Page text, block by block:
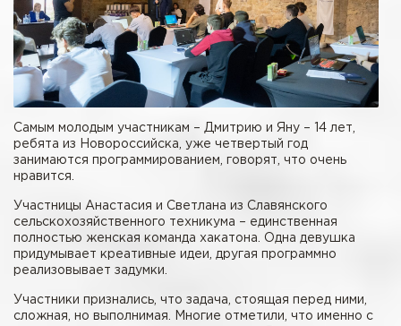
Самым молодым участникам – Дмитрию и Яну – 14 лет,
ребята из Новороссийска, уже четвертый год
занимаются программированием, говорят, что очень
нравится.
Участницы Анастасия и Светлана из Славянского
сельскохозяйственного техникума – единственная
полностью женская команда хакатона. Одна девушка
придумывает креативные идеи, другая программно
реализовывает задумки.
Участники признались, что задача, стоящая перед ними,
сложная, но выполнимая. Многие отметили, что именно с